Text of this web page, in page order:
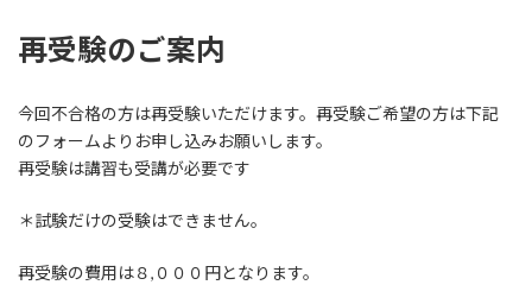
再受験のご案内
今回不合格の方は再受験いただけます。再受験ご希望の方は下記
のフォームよりお申し込みお願いします。
再受験は講習も受講が必要です
＊試験だけの受験はできません。
再受験の費用は８,０００円となります。